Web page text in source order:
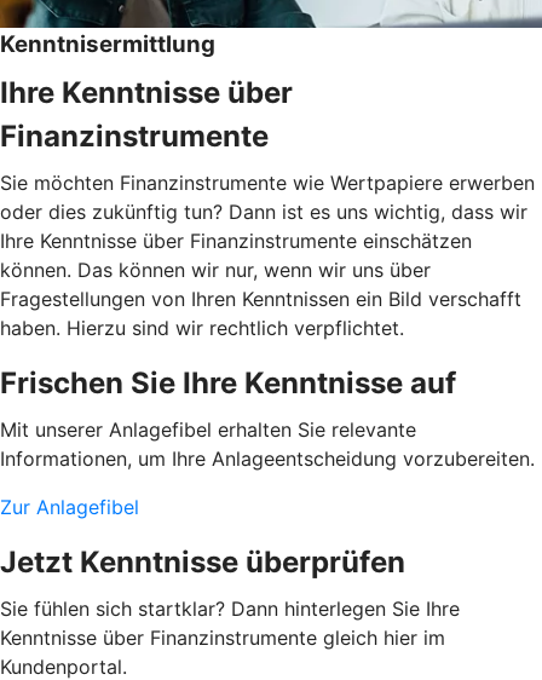
Kenntnisermittlung
Ihre Kenntnisse über
Finanzinstrumente
Sie möchten Finanzinstrumente wie Wertpapiere erwerben
oder dies zukünftig tun? Dann ist es uns wichtig, dass wir
Ihre Kenntnisse über Finanzinstrumente einschätzen
können. Das können wir nur, wenn wir uns über
Fragestellungen von Ihren Kenntnissen ein Bild verschafft
haben. Hierzu sind wir rechtlich verpflichtet.
Frischen Sie Ihre Kenntnisse auf
Mit unserer Anlagefibel erhalten Sie relevante
Informationen, um Ihre Anlageentscheidung vorzubereiten.
Zur Anlagefibel
Jetzt Kenntnisse überprüfen
Sie fühlen sich startklar? Dann hinterlegen Sie Ihre
Kenntnisse über Finanzinstrumente gleich hier im
Kundenportal.